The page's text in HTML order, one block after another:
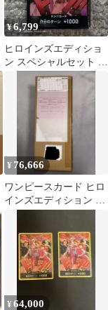
¥6,799
ヒロインズエディショ
ン スペシャルセット ド
ンカード 10枚 未開
¥ 76,666
ワンピースカード ヒロ
インズエディション ス
¥64,000